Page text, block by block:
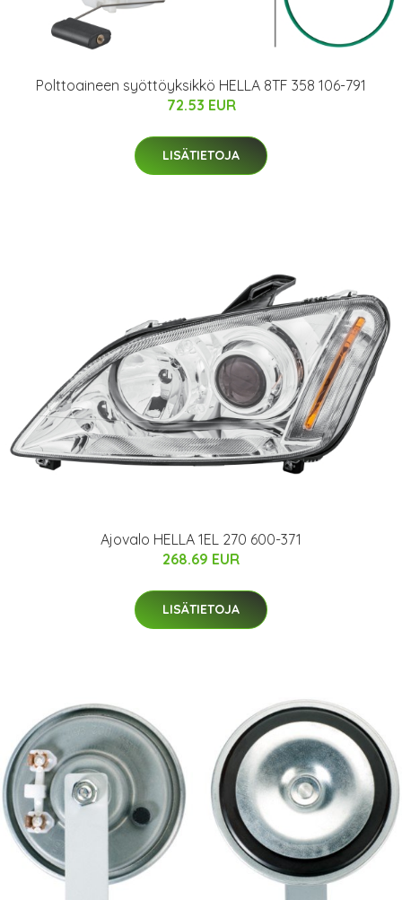
Polttoaineen syöttöyksikkö HELLA 8TF 358 106-791
72.53 EUR
LISÄTIETOJA
Ajovalo HELLA 1EL 270 600-371
268.69 EUR
LISÄTIETOJA